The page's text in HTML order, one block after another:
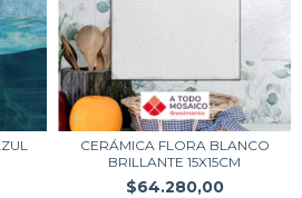
CERÁMICA FLORA BLANCO
BRILLANTE 15X15CM
$64.280,00